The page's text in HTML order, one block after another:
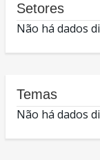
Setores
Não há dados
Temas
Não há dados